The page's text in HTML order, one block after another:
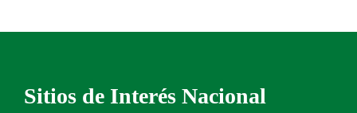
Sitios de Interés Nacional